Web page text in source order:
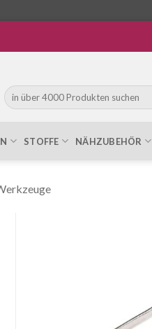
Suche
nach:
STOFFE NÄHZUBEHÖR